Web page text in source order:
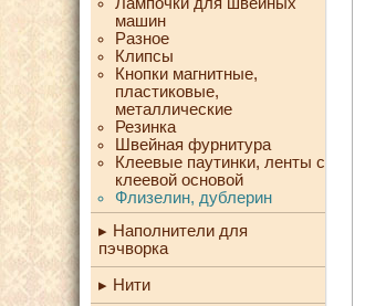
машин
Разное
Клипсы
Кнопки магнитные,
пластиковые,
металлические
Резинка
Швейная фурнитура
Клеевые паутинки, ленты с
клеевой основой
Флизелин, дублерин
Наполнители для
пэчворка
Нити